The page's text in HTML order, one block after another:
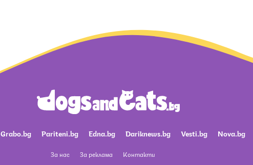
Grabo.bg Pariteni.bg Edna.bg Dariknews.bg Vesti.bg Nova.bg
За нас За реклама Контакти